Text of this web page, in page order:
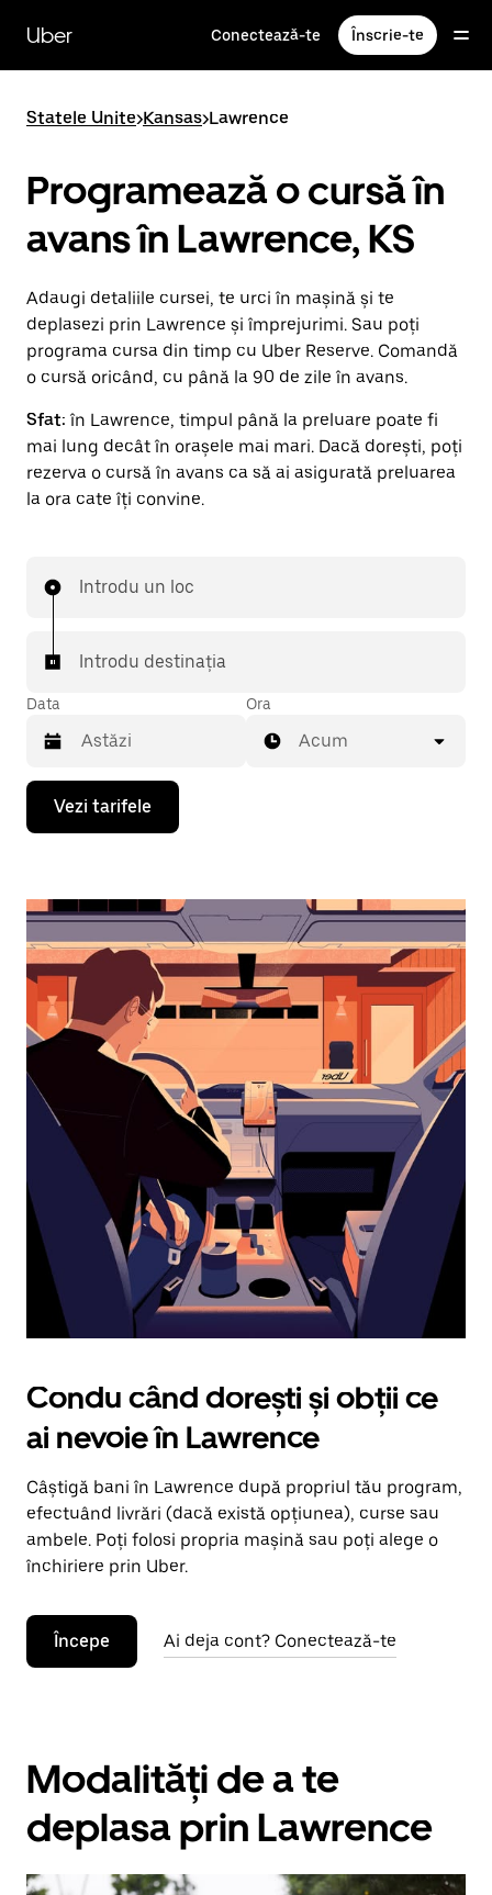
direct
conținutul
principal
Uber Conectează-te Înscrie-te
Statele Unite>Kansas>Lawrence
Programează o cursă în
avans în Lawrence, KS
Adaugi detaliile cursei, te urci în mașină și te
deplasezi prin Lawrence și împrejurimi. Sau poți
programa cursa din timp cu Uber Reserve. Comandă
o cursă oricând, cu până la 90 de zile în avans.
Sfat: în Lawrence, timpul până la preluare poate fi
mai lung decât în orașele mai mari. Dacă dorești, poți
rezerva o cursă în avans ca să ai asigurată preluarea
la ora cate îți convine.
Introdu un loc
Introdu destinația
Data
Pentru
deschide
selecta
dată,
apasă
tasta
cu
săgeata
îndreptată
în
jos.
Închide
calendarul
apăsând
pe
butonul
Escape.
Ora
Acum
Vezi tarifele
Condu când dorești și obții ce
ai nevoie în Lawrence
Câștigă bani în Lawrence după propriul tău program,
efectuând livrări (dacă există opțiunea), curse sau
ambele. Poți folosi propria mașină sau poți alege o
închiriere prin Uber.
Începe Ai deja cont? Conectează-te
Modalități de a te
deplasa prin Lawrence